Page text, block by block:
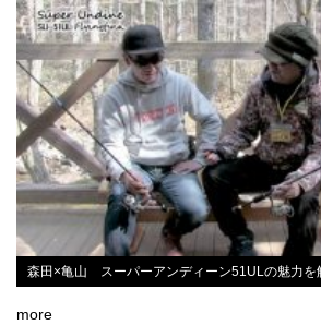
森田×亀山 スーパーアンディーン51ULの魅力を
more